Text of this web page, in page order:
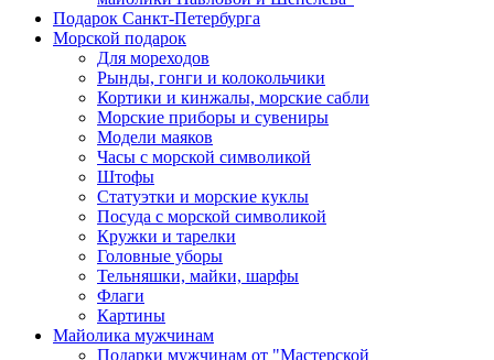
Подарок Санкт-Петербурга
Морской подарок
Для мореходов
Рынды, гонги и колокольчики
Кортики и кинжалы, морские сабли
Морские приборы и сувениры
Модели маяков
Часы с морской символикой
Штофы
Статуэтки и морские куклы
Посуда с морской символикой
Кружки и тарелки
Головные уборы
Тельняшки, майки, шарфы
Флаги
Картины
Майолика мужчинам
Подарки мужчинам от "Мастерской